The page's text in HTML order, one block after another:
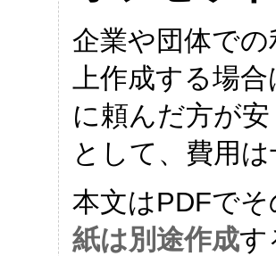
企業や団体で
上作成する場
に頼んだ方が
として、費用
本文はPDFで
紙は別途作成す